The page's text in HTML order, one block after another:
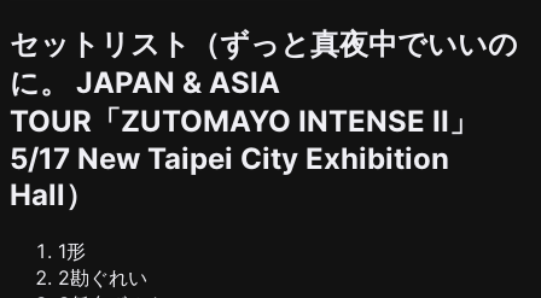
セットリスト（ずっと真夜中でいいの
に。
JAPAN & ASIA
TOUR「ZUTOMAYO INTENSE II」
5/17 New Taipei City Exhibition
Hall）
1形
2勘ぐれい